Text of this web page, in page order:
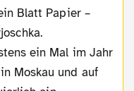
Blatt Papier –
ein Mal im Jahr
Moskau und auf